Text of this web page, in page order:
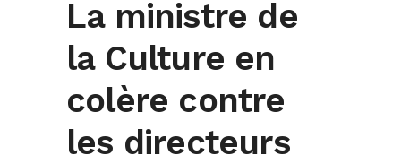
La ministre de
la Culture en
colère contre
les directeurs